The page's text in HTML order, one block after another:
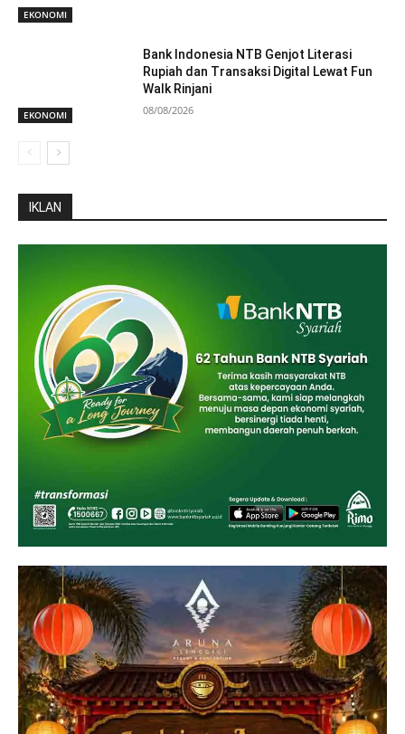
EKONOMI
EKONOMI
Bank Indonesia NTB Genjot Literasi
Rupiah dan Transaksi Digital Lewat Fun
Walk Rinjani
08/08/2026
IKLAN